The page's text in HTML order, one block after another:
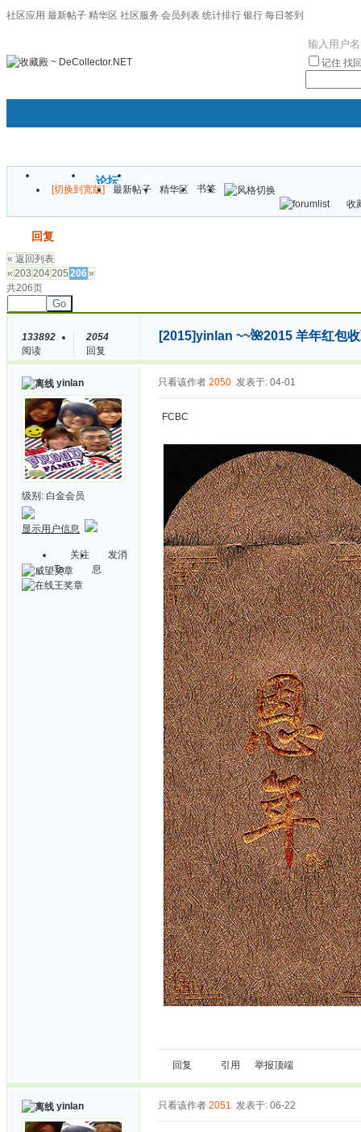
社区应用 最新帖子 精华区 社区服务 会员列表 统计排行 银行 每日签到
记住 找
门户 论坛
[切换到宽版] 最新帖子 精华区
书签
收
回复
« 返回列表
« 203 204205 206»
共206页
Go
133892
阅读
2054
回复
[2015]yinlan ~~🌺2015 羊年红包
yinlan
级别: 白金会员
显示用户信息
关注
Ta
发消
息
只看该作者 2050 发表于: 04-01
FCBC
回复 引用 举报顶端
yinlan 只看该作者 2051 发表于: 06-22